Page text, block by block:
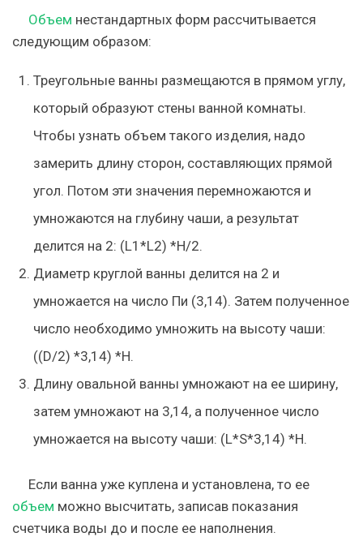
Объем нестандартных форм рассчитывается
следующим образом:
Треугольные ванны размещаются в прямом углу,
который образуют стены ванной комнаты.
Чтобы узнать объем такого изделия, надо
замерить длину сторон, составляющих прямой
угол. Потом эти значения перемножаются и
умножаются на глубину чаши, а результат
делится на 2: (L1*L2) *H/2.
Диаметр круглой ванны делится на 2 и
умножается на число Пи (3,14). Затем полученное
число необходимо умножить на высоту чаши:
((D/2) *3,14) *H.
Длину овальной ванны умножают на ее ширину,
затем умножают на 3,14, а полученное число
умножается на высоту чаши: (L*S*3,14) *H.
Если ванна уже куплена и установлена, то ее
объем можно высчитать, записав показания
счетчика воды до и после ее наполнения.